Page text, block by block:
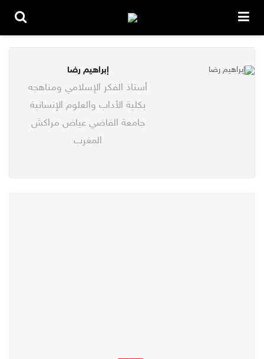
إبراهيم رضا
أستاذ الفكر الإسلامي ومناهجه
بكلية الأداب والعلوم الإنسانية
جامعة القاضي عياض مراكش
المغرب